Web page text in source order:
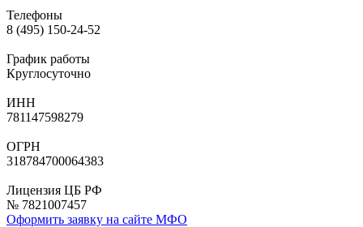
Телефоны
8 (495) 150-24-52
График работы
Круглосуточно
ИНН
781147598279
ОГРН
318784700064383
Лицензия ЦБ РФ
№ 7821007457
Оформить заявку на сайте МФО